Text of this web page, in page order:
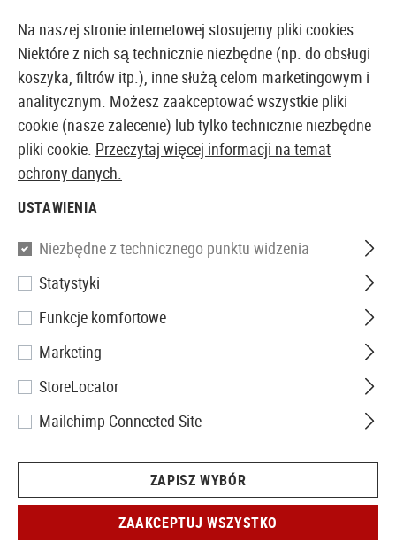
EUROPEJSKI AIRSOFT SKLEP I HURTOWNIA
Strona główna
Shooting Glasses Clear
Na naszej stronie internetowej stosujemy pliki cookies.
Niektóre z nich są technicznie niezbędne (np. do obsługi
koszyka, filtrów itp.), inne służą celom marketingowym i
analitycznym. Możesz zaakceptować wszystkie pliki
cookie (nasze zalecenie) lub tylko technicznie niezbędne
pliki cookie. Przeczytaj więcej informacji na temat
ochrony danych.
USTAWIENIA
Niezbędne z technicznego punktu widzenia
Statystyki
Funkcje komfortowe
Marketing
StoreLocator
Mailchimp Connected Site
ZAPISZ WYBÓR
ZAAKCEPTUJ WSZYSTKO